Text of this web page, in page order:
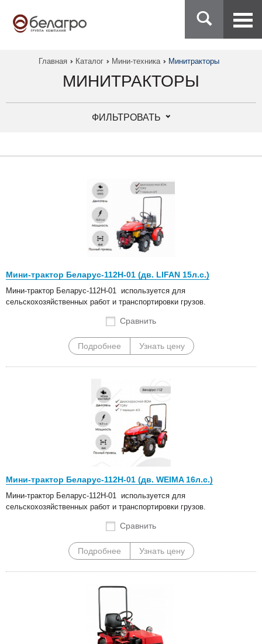
Главная Каталог Мини-техника Минитракторы
МИНИТРАКТОРЫ
ФИЛЬТРОВАТЬ
Мини-трактор Беларус-112Н-01 (дв. LIFAN 15л.с.)
Мини-трактор Беларус-112Н-01 используется для
сельскохозяйственных работ и транспортировки грузов.
Сравнить
Подробнее Узнать цену
Мини-трактор Беларус-112Н-01 (дв. WEIMA 16л.с.)
Мини-трактор Беларус-112Н-01 используется для
сельскохозяйственных работ и транспортировки грузов.
Сравнить
Подробнее Узнать цену